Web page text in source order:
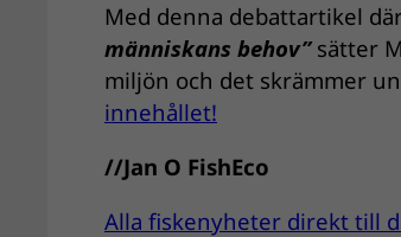
Med denna debattartikel
människans behov”sätter
miljön och det skrämmer
innehållet!
//Jan O FishEco
Alla fiskenyheter direkt till